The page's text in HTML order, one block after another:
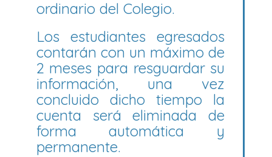
ordinario del Colegio.
Los estudiantes egresados
contarán con un máximo de
2 meses para resguardar su
información, una vez
concluido dicho tiempo la
cuenta será eliminada de
forma automática y
permanente.